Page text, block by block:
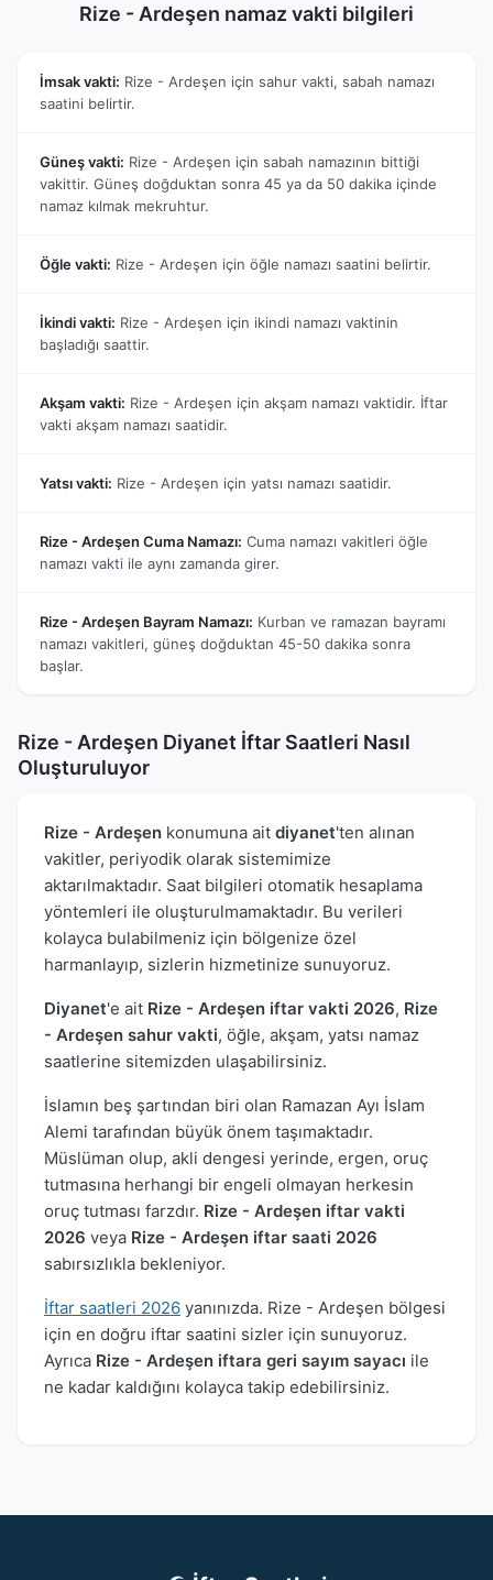
Rize - Ardeşen namaz vakti bilgileri
İmsak vakti: Rize - Ardeşen için sahur vakti, sabah namazı
saatini belirtir.
Güneş vakti: Rize - Ardeşen için sabah namazının bittiği
vakittir. Güneş doğduktan sonra 45 ya da 50 dakika içinde
namaz kılmak mekruhtur.
Öğle vakti: Rize - Ardeşen için öğle namazı saatini belirtir.
İkindi vakti: Rize - Ardeşen için ikindi namazı vaktinin
başladığı saattir.
Akşam vakti: Rize - Ardeşen için akşam namazı vaktidir. İftar
vakti akşam namazı saatidir.
Yatsı vakti: Rize - Ardeşen için yatsı namazı saatidir.
Rize - Ardeşen Cuma Namazı: Cuma namazı vakitleri öğle
namazı vakti ile aynı zamanda girer.
Rize - Ardeşen Bayram Namazı: Kurban ve ramazan bayramı
namazı vakitleri, güneş doğduktan 45-50 dakika sonra
başlar.
Rize - Ardeşen Diyanet İftar Saatleri Nasıl
Oluşturuluyor
Rize - Ardeşen konumuna ait diyanet'ten alınan
vakitler, periyodik olarak sistemimize
aktarılmaktadır. Saat bilgileri otomatik hesaplama
yöntemleri ile oluşturulmamaktadır. Bu verileri
kolayca bulabilmeniz için bölgenize özel
harmanlayıp, sizlerin hizmetinize sunuyoruz.
Diyanet'e ait Rize - Ardeşen iftar vakti 2026, Rize
- Ardeşen sahur vakti, öğle, akşam, yatsı namaz
saatlerine sitemizden ulaşabilirsiniz.
İslamın beş şartından biri olan Ramazan Ayı İslam
Alemi tarafından büyük önem taşımaktadır.
Müslüman olup, akli dengesi yerinde, ergen, oruç
tutmasına herhangi bir engeli olmayan herkesin
oruç tutması farzdır. Rize - Ardeşen iftar vakti
2026 veya Rize - Ardeşen iftar saati 2026
sabırsızlıkla bekleniyor.
İftar saatleri 2026 yanınızda. Rize - Ardeşen bölgesi
için en doğru iftar saatini sizler için sunuyoruz.
Ayrıca Rize - Ardeşen iftara geri sayım sayacı ile
ne kadar kaldığını kolayca takip edebilirsiniz.